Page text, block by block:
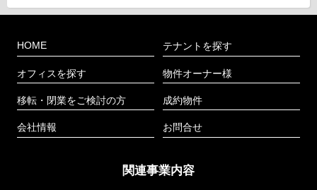
HOME
オフィスを探す
移転・閉業をご検討の方
会社情報
テナントを探す
物件オーナー様
成約物件
お問合せ
関連事業内容